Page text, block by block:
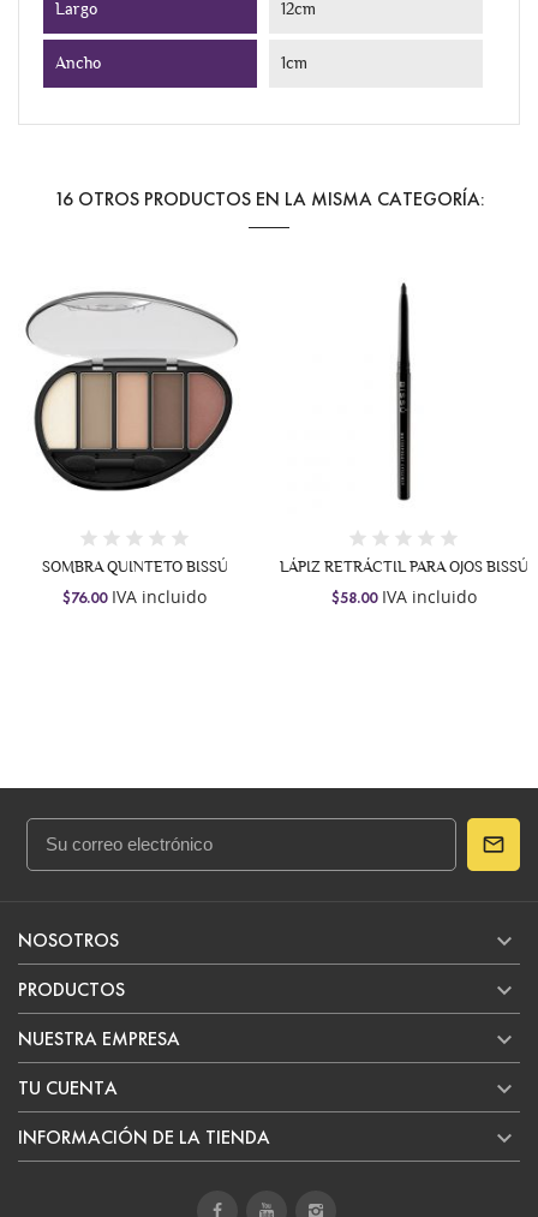
Largo 12cm
Ancho 1cm
16 OTROS PRODUCTOS EN LA MISMA CATEGORÍA:
SOMBRA QUINTETO BISSÚ
$76.00IVA incluido
LÁPIZ RETRÁCTIL PARA OJOS BISSÚ
$58.00IVA incluido
NOSOTROS 
PRODUCTOS 
NUESTRA EMPRESA 
TU CUENTA 
INFORMACIÓN DE LA TIENDA 